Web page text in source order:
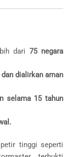
dari 75 negara
dialirkan aman
selama 15 tahun
tinggi seperti